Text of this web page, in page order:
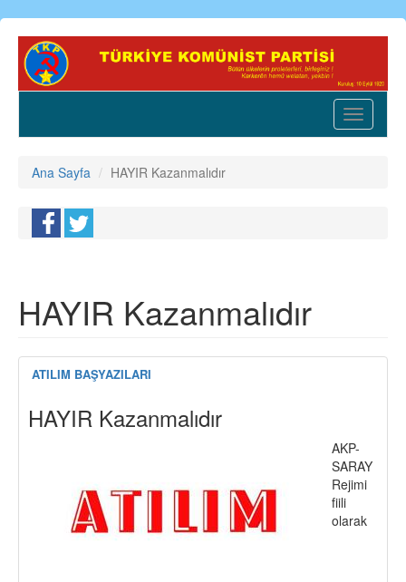
Ana
içeriğe
Toggle
Ana Sayfa HAYIR Kazanmalıdır
HAYIR Kazanmalıdır
ATILIM BAŞYAZILARI
HAYIR Kazanmalıdır
AKP-
SARAY
Rejimi
fiili
olarak